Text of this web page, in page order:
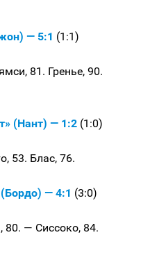
— 5:1 (1:1)
81. Гренье, 90.
(Нант) — 1:2 (1:0)
53. Блас, 76.
— 4:1 (3:0)
80. — Сиссоко, 84.